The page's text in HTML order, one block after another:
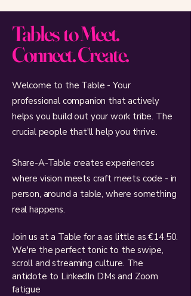
Tables to Meet.
Connect. Create.
Welcome to the Table - Your
professional companion that actively
helps youbuild out your work tribe. The
crucial people that'll help you thrive.
Share-A-Table creates experiences
where vision meets craft meets code - in
person, around a table, where something
real happens.
Join us at a Table for a as little as €14.50.
We're the perfect tonic to the swipe,
scroll and streaming culture. The
antidote to LinkedIn DMs and Zoom
fatigue